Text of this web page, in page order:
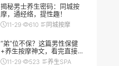
揭秘男士养生密码：同城按
摩，通经络，提性趣！
11-29 610 同城按摩
“弟”位不保？这篇男性保健
+养生按摩神文，看完直接硬
（朗）了
11-29 523 养生SPA